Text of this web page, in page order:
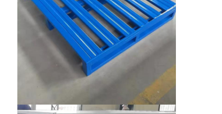
กรณี
ขอใบเสนอราคา
ราคาสะพายพอลเล็ตของโกดัง